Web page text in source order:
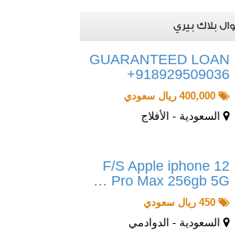
بلاك بيري
GUARANTEED LOAN
+918929509036
400,000 ريال سعودي
السعودية - الأفلاج
F/S Apple iphone 12
Pro Max 256gb 5G …
450 ريال سعودي
السعودية - الدوادمي